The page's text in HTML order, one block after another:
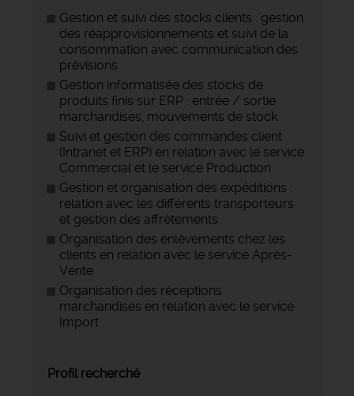
Gestion et suivi des stocks clients : gestion
des réapprovisionnements et suivi de la
consommation avec communication des
prévisions
Gestion informatisée des stocks de
produits finis sur ERP : entrée / sortie
marchandises, mouvements de stock
Suivi et gestion des commandes client
(Intranet et ERP) en relation avec le service
Commercial et le service Production
Gestion et organisation des expéditions :
relation avec les différents transporteurs
et gestion des affrètements
Organisation des enlèvements chez les
clients en relation avec le service Après-
Vente
Organisation des réceptions
marchandises en relation avec le service
Import
Profil recherché